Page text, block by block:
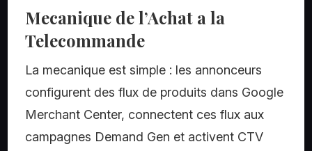
Mecanique de l’Achat a la
Telecommande
La mecanique est simple : les annonceurs
configurent des flux de produits dans Google
Merchant Center, connectent ces flux aux
campagnes Demand Gen et activent CTV